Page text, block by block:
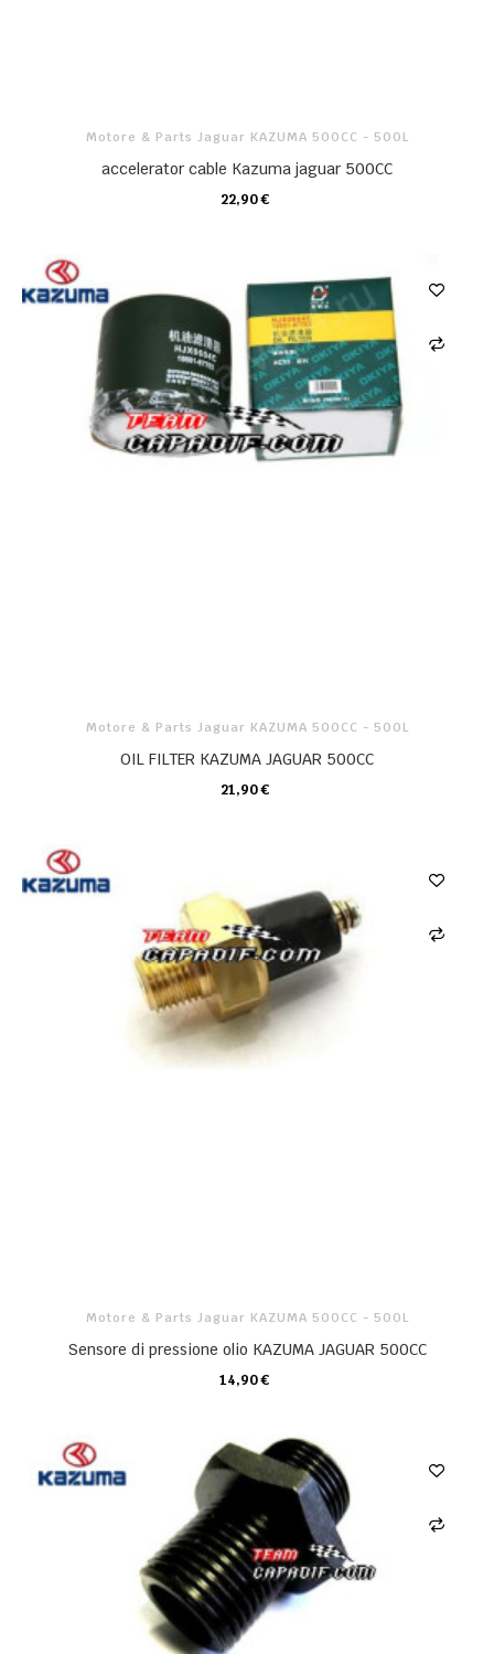
Motore & Parts Jaguar KAZUMA 500CC - 500L
accelerator cable Kazuma jaguar 500CC
22,90 €
CARRELLO
Motore & Parts Jaguar KAZUMA 500CC - 500L
OIL FILTER KAZUMA JAGUAR 500CC
21,90 €
CARRELLO
Motore & Parts Jaguar KAZUMA 500CC - 500L
Sensore di pressione olio KAZUMA JAGUAR 500CC
14,90 €
CARRELLO